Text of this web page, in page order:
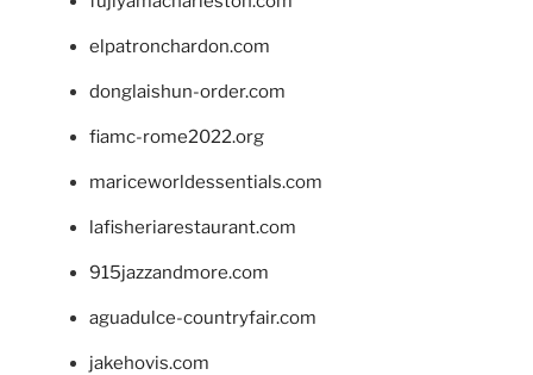
elpatronchardon.com
donglaishun-order.com
fiamc-rome2022.org
mariceworldessentials.com
lafisheriarestaurant.com
915jazzandmore.com
aguadulce-countryfair.com
jakehovis.com